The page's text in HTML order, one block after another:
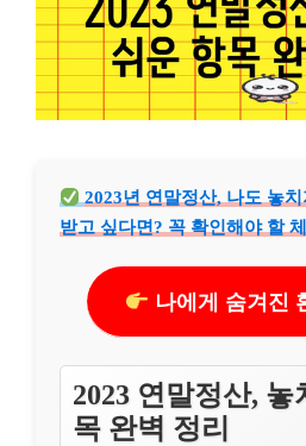
2023년 연말정산, 나도 놓
받고 싶다면? 꼭 확인해야 할
나에게 숨겨진
2023 연말정산,
목 완벽 정리